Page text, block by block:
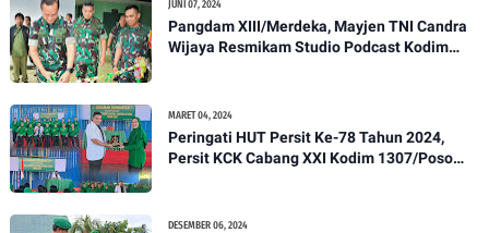
JUNI 07, 2024
Pangdam XIII/Merdeka, Mayjen TNI Candra
Wijaya Resmikam Studio Podcast Kodim
MARET 04, 2024
Peringati HUT Persit Ke-78 Tahun 2024,
Persit KCK Cabang XXI Kodim 1307/Poso
DESEMBER 06, 2024